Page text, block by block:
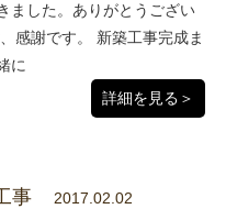
ました。ありがとうござい
感謝です。 新築工事完成ま
に
詳細を見る＞
事 2017.02.02